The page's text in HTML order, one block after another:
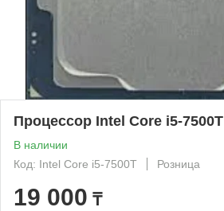
Процессор Intel Core i5-7500T
В наличии
Код: Intel Core i5-7500T
Розница
19 000 ₸